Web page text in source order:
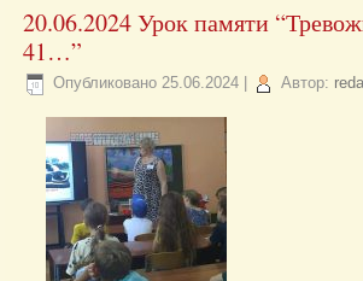
20.06.2024 Урок памяти
41…”
Опубликовано 25.06.2024 Автор: